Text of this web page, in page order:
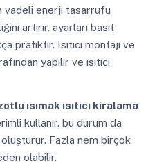
vadeli enerji tasarrufu
artırır. ayarları basit
pratiktir. Isıtıcı montajı ve
yapılır ve ısıtıcı
ısımak ısıtıcı kiralama
kullanır. bu durum da
oluşturur. Fazla nem birçok
olabilir.